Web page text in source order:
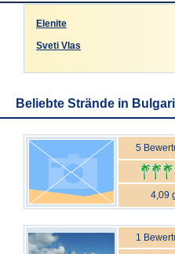
Elenite
Sveti Vlas
Beliebte Strände in
5
4,09
1